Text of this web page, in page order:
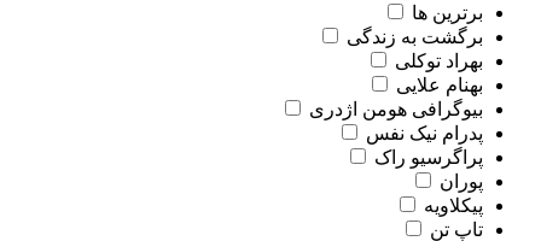
برترین ها
برگشت به زندگی
بهراد توکلی
بهنام علایی
بیوگرافی هومن اژدری
پدرام نیک نفس
پراگرسیو راک
پوران
پیکلاویه
تاپ تن